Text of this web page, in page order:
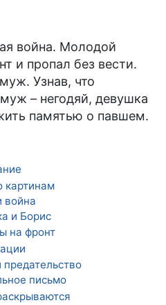
война. Молодой
и пропал без вести.
Узнав, что
– негодяй, девушка
памятью о павшем.
картинам
война
и Борис
на фронт
письмо